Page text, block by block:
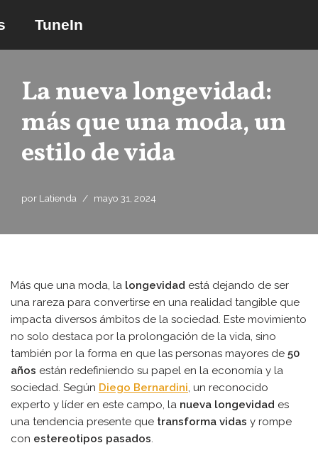
TuneIn
La nueva longevidad:
más que una moda, un
estilo de vida
por Latienda mayo 31, 2024
Más que una moda, la longevidad está dejando de ser
una rareza para convertirse en una realidad tangible que
impacta diversos ámbitos de la sociedad. Este movimiento
no solo destaca por la prolongación de la vida, sino
también por la forma en que las personas mayores de 50
años están redefiniendo su papel en la economía y la
sociedad. Según Diego Bernardini, un reconocido
experto y líder en este campo, la nueva longevidad es
una tendencia presente que transforma vidas y rompe
con estereotipos pasados.